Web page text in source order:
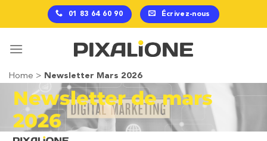
01 83 64 60 90 Écrivez-nous
Home > Newsletter Mars 2026
Newsletter de mars
2026